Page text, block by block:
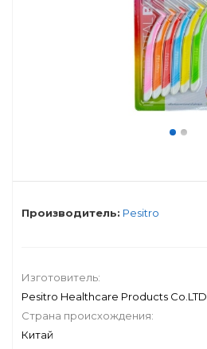
Производитель: Pesitro
Изготовитель:
Pesitro Healthcare Products Co.LTD
Страна происхождения:
Китай